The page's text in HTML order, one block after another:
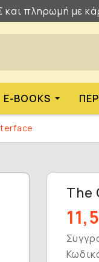
πληρωμή με
E-BOOKS
The